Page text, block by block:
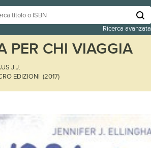
Ricerca avanzata
PER CHI VIAGGIA
J.J.
EDIZIONI (2017)